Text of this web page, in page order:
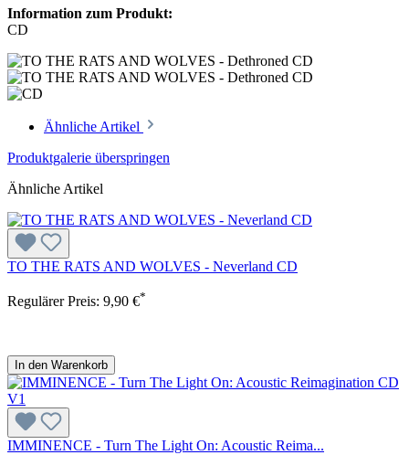
Information zum Produkt:
CD
Ähnliche Artikel
Produktgalerie überspringen
Ähnliche Artikel
TO THE RATS AND WOLVES - Neverland CD
Regulärer Preis: 9,90 €*
In den Warenkorb
IMMINENCE - Turn The Light On: Acoustic Reima...